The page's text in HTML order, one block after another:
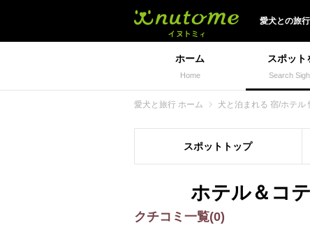
愛犬との旅
ホーム
Home
スポット
Search
愛犬と旅行 ホーム 犬と泊まれる 宿/ホテル
スポット トップ
ホテル＆コ
クチコミ一覧(0)